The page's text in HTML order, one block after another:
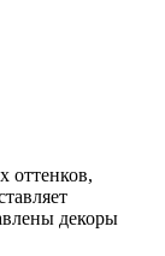
оттенков,
декоры